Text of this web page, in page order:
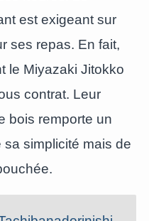
est exigeant sur
ses repas. En fait,
le Miyazaki Jitokko
contrat. Leur
bois remporte un
simplicité mais de